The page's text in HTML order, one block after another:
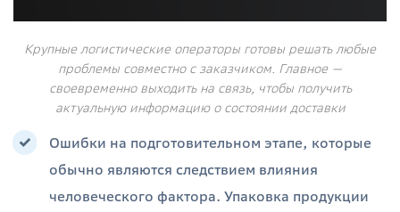
Крупные логистические операторы готовы решать любые
проблемы совместно с заказчиком. Главное —
своевременно выходить на связь, чтобы получить
актуальную информацию о состоянии доставки
Ошибки на подготовительном этапе, которые
обычно являются следствием влияния
человеческого фактора. Упаковка продукции